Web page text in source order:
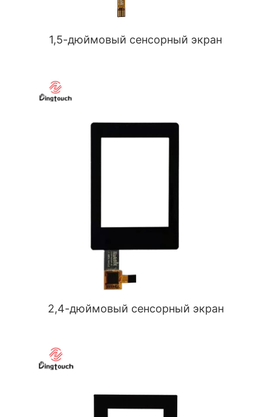
1,5-дюймовый сенсорный экран
2,4-дюймовый сенсорный экран